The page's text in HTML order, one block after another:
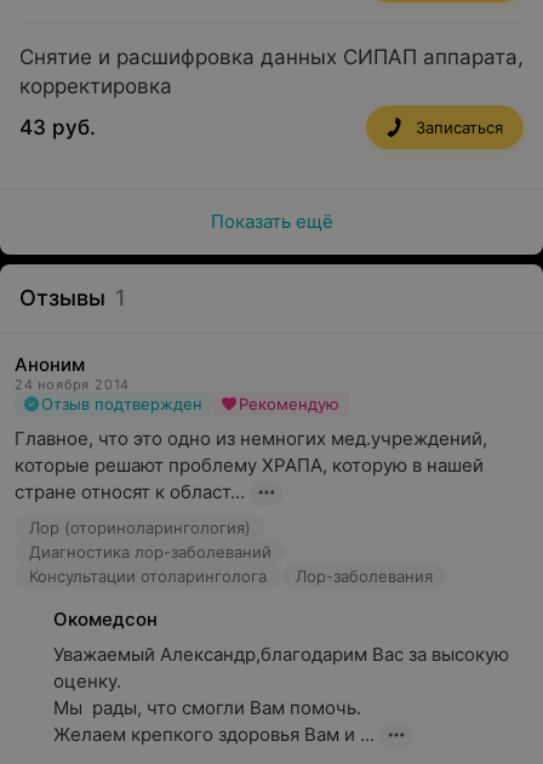
Снятие и расшифровка данных СИПАП аппарата,
корректировка
43 руб.
Записаться
Показать ещё
Отзывы 1
Аноним
24 ноября 2014
Отзыв подтвержден Рекомендую
Главное, что это одно из немногих мед.учреждений,
которые решают проблему ХРАПА, которую в нашей
стране относят к област...
Лор (оториноларингология)
Диагностика лор-заболеваний
Консультации отоларинголога
Лор-заболевания
Окомедсон
Уважаемый Александр,благодарим Вас за высокую
оценку.
Мы  рады, что смогли Вам помочь.
Желаем крепкого здоровья Вам и ...